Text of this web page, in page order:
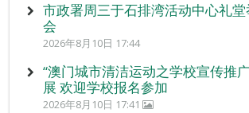
市政署周三于石排湾活动中心礼
会
2026年8月10日 17:44
“澳门城市清洁运动之学校宣传推
展 欢迎学校报名参加
2026年8月10日 17:41